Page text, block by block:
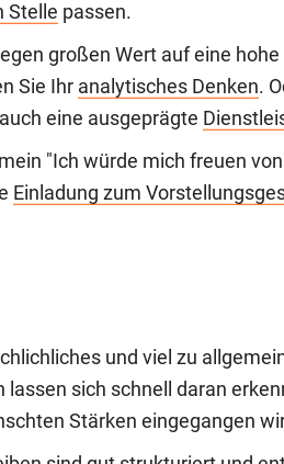
Stelle passen.
großen Wert auf eine
Sie Ihr analytisches Denken.
eine ausgeprägte
"Ich würde mich freuen
Einladung zum
und viel zu
sich schnell daran
Stärken eingegangen